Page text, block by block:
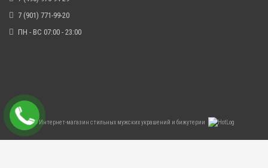
7 (901) 771-99-20
ПН - ВС 07:00 - 23:00
©Интернет-магазин стильных мужских украшений и бижутерии